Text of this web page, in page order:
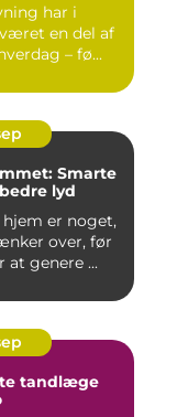
har i
en del af
– fø...
Smarte
lyd
hjem er noget,
over, før
at genere ...
tandlæge